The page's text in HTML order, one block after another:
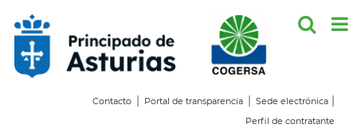
contenido
Contacto | Portal de transparencia | Sede electrónica |
Perfil de contratante